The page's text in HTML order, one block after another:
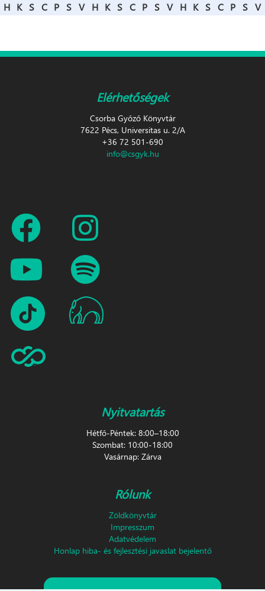
H K S C P S V H K S C P S V H K S C P S V
Elérhetőségek
Csorba Győző Könyvtár
7622 Pécs, Universitas u. 2/A
+36 72 501-690
info@csgyk.hu
Nyitvatartás
Hétfő-Péntek: 8:00–18:00
Szombat: 10:00-18:00
Vasárnap: Zárva
Rólunk
Zöldkönyvtár
Impresszum
Adatvédelem
Honlap hiba- és fejlesztési javaslat bejelentő